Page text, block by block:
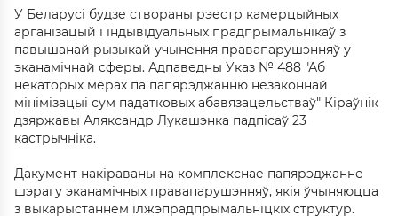
У Беларусі будзе створаны рэестр камерцыйных
арганізацый і індывідуальных прадпрымальнікаў з
павышанай рызыкай учынення правапарушэнняў у
эканамічнай сферы. Адпаведны Указ № 488 "Аб
некаторых мерах па папярэджанню незаконнай
мінімізацыі сум падатковых абавязацельстваў" Кіраўнік
дзяржавы Аляксандр Лукашэнка падпісаў 23
кастрычніка.
Дакумент накіраваны на комплекснае папярэджанне
шэрагу эканамічных правапарушэнняў, якія ўчыняюцца
з выкарыстаннем ілжэпрадпрымальніцкіх структур.